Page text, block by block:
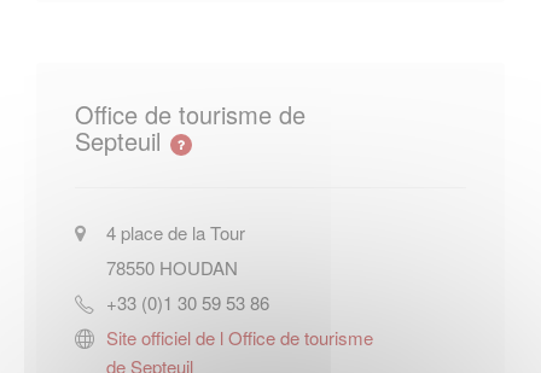
Office de tourisme de
Septeuil
4 place de la Tour
78550 HOUDAN
+33 (0)1 30 59 53 86
Site officiel de l Office de tourisme
de Septeuil